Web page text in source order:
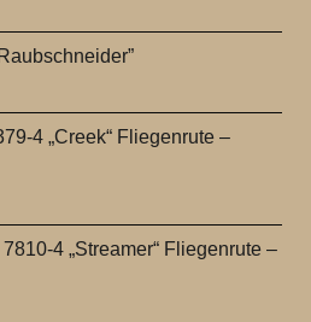
4 „Creek“ Fliegenrute –
4 „Streamer“ Fliegenrute –